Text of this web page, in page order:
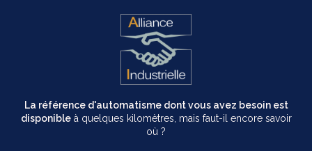
La référence d'automatisme dont vous avez besoin est
disponibleà quelques kilomètres, mais faut-il encore savoir
où ?